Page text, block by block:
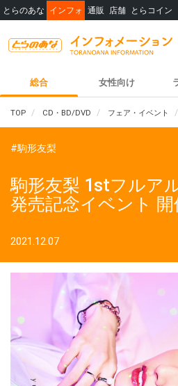
とらのあな インフォ 通販 店舗 とらコイン
総合 女性向け
TOP CD・BD/DVD フェア・イベント
#駒形友梨
駒形友梨 1stフルア
発売記念イベント 開
2021.12.07